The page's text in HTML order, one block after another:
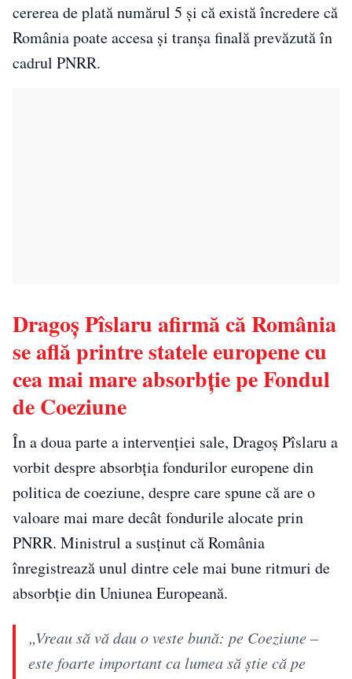
cererea de plată numărul 5 și că există încredere că
România poate accesa și tranșa finală prevăzută în
cadrul PNRR.
Dragoș Pîslaru afirmă că România
se află printre statele europene cu
cea mai mare absorbție pe Fondul
de Coeziune
În a doua parte a intervenției sale, Dragoș Pîslaru a
vorbit despre absorbția fondurilor europene din
politica de coeziune, despre care spune că are o
valoare mai mare decât fondurile alocate prin
PNRR. Ministrul a susținut că România
înregistrează unul dintre cele mai bune ritmuri de
absorbție din Uniunea Europeană.
„Vreau să vă dau o veste bună: pe Coeziune –
este foarte important ca lumea să ştie că pe